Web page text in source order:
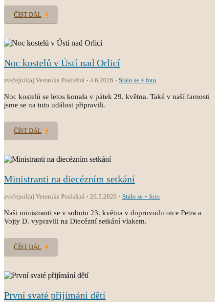
ČÍST DÁL
Noc kostelů v Ústí nad Orlicí
zveřejnil(a) Veronika Poslušná 4.6.2026 Stalo se + foto
Noc kostelů se letos konala v pátek 29. května. Také v naší farnosti
jsme se na tuto událost připravili.
ČÍST DÁL
Ministranti na diecézním setkání
zveřejnil(a) Veronika Poslušná 26.5.2026 Stalo se + foto
Naši ministranti se v sobotu 23. května v doprovodu otce Petra a
Vojty D. vypravili na Diecézní setkání vlakem.
ČÍST DÁL
První svaté přijímání dětí